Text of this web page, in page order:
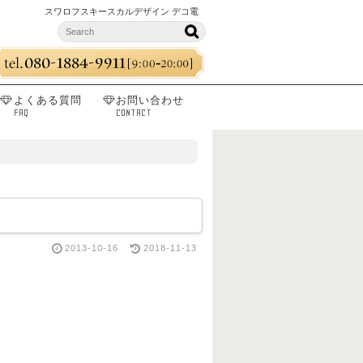
スワロフスキースカルデザイン デコ電
よくある質問
FAQ
お問い合わせ
CONTACT
2013-10-16 2018-11-13